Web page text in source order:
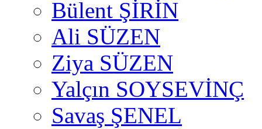
Bülent ŞİRİN
Ali SÜZEN
Ziya SÜZEN
Yalçın SOYSEVİNÇ
Savaş ŞENEL